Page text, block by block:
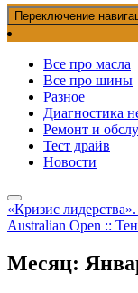
Переключение
Все про масла
Все про шины
Разное
Диагностика
Ремонт и
Тест драйв
Новости
«Кризис
Australian Open ::
Месяц: